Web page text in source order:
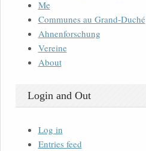
Me
Communes au Grand-Duché
Ahnenforschung
Vereine
About
Login and Out
Log in
Entries feed